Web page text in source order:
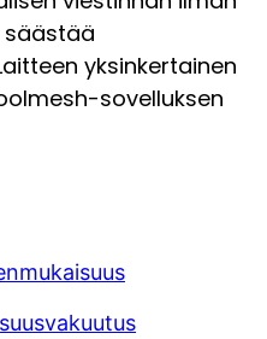
säästää
yksinkertainen
sovelluksen